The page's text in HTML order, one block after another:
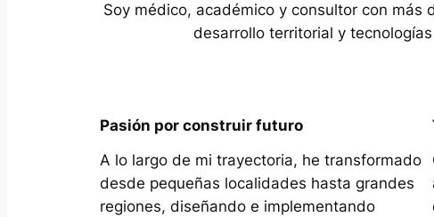
Soy médico, académico y consultor con
desarrollo territorial y
Pasión por construir futuro
A lo largo de mi trayectoria, he transformado
desde pequeñas localidades hasta grandes
regiones, diseñando e implementando